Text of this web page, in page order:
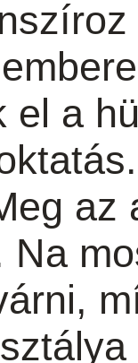
el a
az
Na